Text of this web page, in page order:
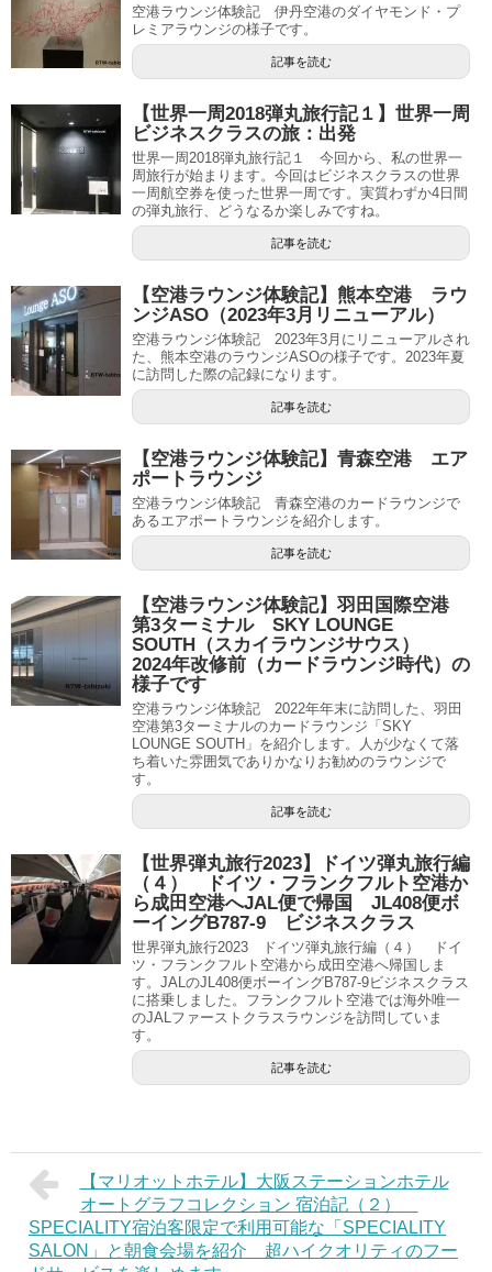
空港ラウンジ体験記 伊丹空港のダイヤモンド・プ
レミアラウンジの様子です。
記事を読む
【世界一周2018弾丸旅行記１】世界一周
ビジネスクラスの旅：出発
世界一周2018弾丸旅行記１ 今回から、私の世界一
周旅行が始まります。今回はビジネスクラスの世界
一周航空券を使った世界一周です。実質わずか4日間
の弾丸旅行、どうなるか楽しみですね。
記事を読む
【空港ラウンジ体験記】熊本空港 ラウ
ンジASO（2023年3月リニューアル）
空港ラウンジ体験記 2023年3月にリニューアルされ
た、熊本空港のラウンジASOの様子です。2023年夏
に訪問した際の記録になります。
記事を読む
【空港ラウンジ体験記】青森空港 エア
ポートラウンジ
空港ラウンジ体験記 青森空港のカードラウンジで
あるエアポートラウンジを紹介します。
記事を読む
【空港ラウンジ体験記】羽田国際空港
第3ターミナル SKY LOUNGE
SOUTH（スカイラウンジサウス）
2024年改修前（カードラウンジ時代）の
様子です
空港ラウンジ体験記 2022年年末に訪問した、羽田
空港第3ターミナルのカードラウンジ「SKY
LOUNGE SOUTH」を紹介します。人が少なくて落
ち着いた雰囲気でありかなりお勧めのラウンジで
す。
記事を読む
【世界弾丸旅行2023】ドイツ弾丸旅行編
（４） ドイツ・フランクフルト空港か
ら成田空港へJAL便で帰国 JL408便ボ
ーイングB787-9 ビジネスクラス
世界弾丸旅行2023 ドイツ弾丸旅行編（４） ドイ
ツ・フランクフルト空港から成田空港へ帰国しま
す。JALのJL408便ボーイングB787-9ビジネスクラス
に搭乗しました。フランクフルト空港では海外唯一
のJALファーストクラスラウンジを訪問していま
す。
記事を読む
【マリオットホテル】大阪ステーションホテル
オートグラフコレクション 宿泊記（２）
SPECIALITY宿泊客限定で利用可能な「SPECIALITY
SALON」と朝食会場を紹介 超ハイクオリティのフー